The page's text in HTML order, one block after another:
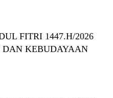
FITRI 1447.H/2026
KEBUDAYAAN